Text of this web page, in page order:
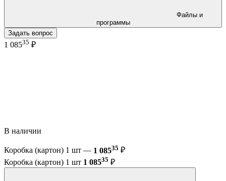
программы
Задать вопрос
1 08535 ₽
В наличии
Коробка (картон) 1 шт — 1 08535 ₽
Коробка (картон) 1 шт 1 08535 ₽